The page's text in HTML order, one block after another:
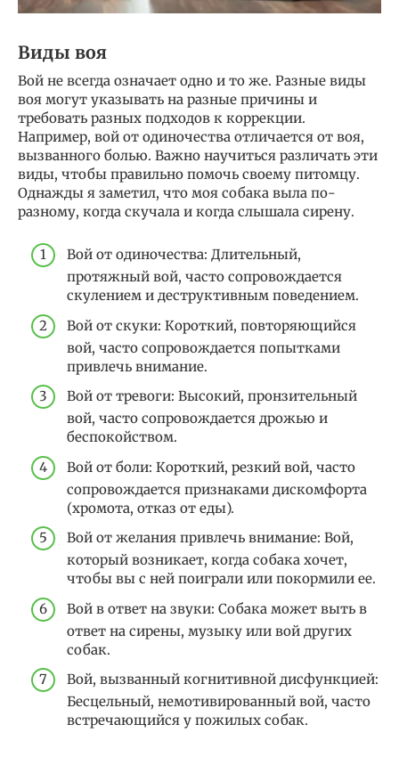
Виды воя
Вой не всегда означает одно и то же. Разные виды
воя могут указывать на разные причины и
требовать разных подходов к коррекции.
Например, вой от одиночества отличается от воя,
вызванного болью. Важно научиться различать эти
виды, чтобы правильно помочь своему питомцу.
Однажды я заметил, что моя собака выла по-
разному, когда скучала и когда слышала сирену.
Вой от одиночества: Длительный,
протяжный вой, часто сопровождается
скулением и деструктивным поведением.
Вой от скуки: Короткий, повторяющийся
вой, часто сопровождается попытками
привлечь внимание.
Вой от тревоги: Высокий, пронзительный
вой, часто сопровождается дрожью и
беспокойством.
Вой от боли: Короткий, резкий вой, часто
сопровождается признаками дискомфорта
(хромота, отказ от еды).
Вой от желания привлечь внимание: Вой,
который возникает, когда собака хочет,
чтобы вы с ней поиграли или покормили ее.
Вой в ответ на звуки: Собака может выть в
ответ на сирены, музыку или вой других
собак.
Вой, вызванный когнитивной дисфункцией:
Бесцельный, немотивированный вой, часто
встречающийся у пожилых собак.